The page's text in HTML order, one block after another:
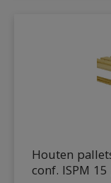
Houten
conf. ISPM